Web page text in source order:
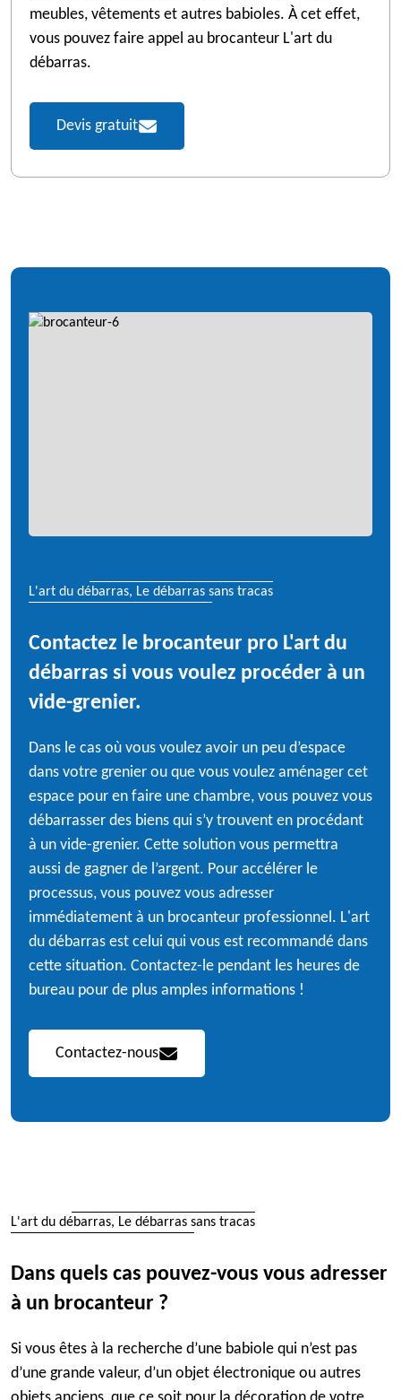
meubles, vêtements et autres babioles. À cet effet,
vous pouvez faire appel au brocanteur L'art du
débarras.
Devis gratuit
L'art du débarras, Le débarras sans tracas
Contactez le brocanteur pro L'art du
débarras si vous voulez procéder à un
vide-grenier.
Dans le cas où vous voulez avoir un peu d’espace
dans votre grenier ou que vous voulez aménager cet
espace pour en faire une chambre, vous pouvez vous
débarrasser des biens qui s’y trouvent en procédant
à un vide-grenier. Cette solution vous permettra
aussi de gagner de l’argent. Pour accélérer le
processus, vous pouvez vous adresser
immédiatement à un brocanteur professionnel. L'art
du débarras est celui qui vous est recommandé dans
cette situation. Contactez-le pendant les heures de
bureau pour de plus amples informations !
Contactez-nous
L'art du débarras, Le débarras sans tracas
Dans quels cas pouvez-vous vous adresser
à un brocanteur ?
Si vous êtes à la recherche d’une babiole qui n’est pas
d’une grande valeur, d’un objet électronique ou autres